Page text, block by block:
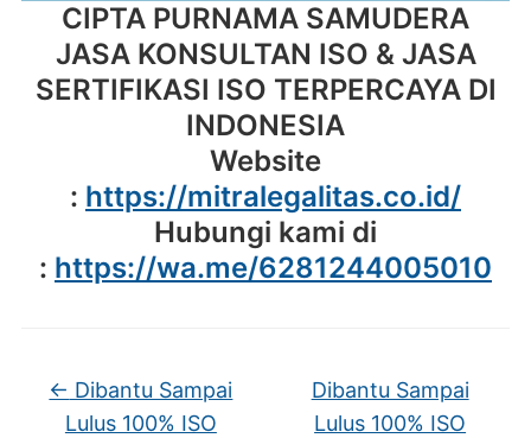
CIPTA PURNAMA SAMUDERA
JASA KONSULTAN ISO & JASA
SERTIFIKASI ISO TERPERCAYA DI
INDONESIA
Website
: https://mitralegalitas.co.id/
Hubungi kami di
: https://wa.me/6281244005010
← Dibantu Sampai
Lulus 100% ISO
Dibantu Sampai
Lulus 100% ISO